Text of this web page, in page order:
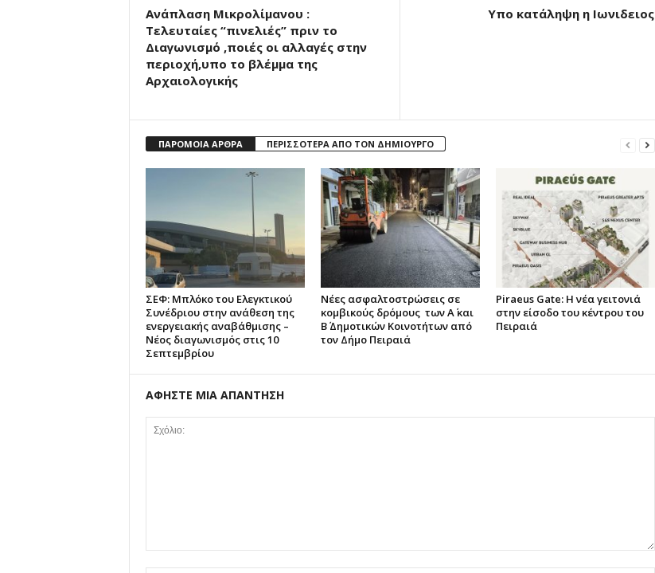
Ανάπλαση Μικρολίμανου :
Τελευταίες “πινελιές” πριν το
Διαγωνισμό ,ποιές οι αλλαγές στην
περιοχή,υπο το βλέμμα της
Αρχαιολογικής
Υπο κατάληψη η Ιωνιδειος
ΠΑΡΟΜΟΙΑ ΑΡΘΡΑ ΠΕΡΙΣΣΟΤΕΡΑ ΑΠΟ ΤΟΝ ΔΗΜΙΟΥΡΓΟ
ΣΕΦ: Μπλόκο του Ελεγκτικού
Συνέδριου στην ανάθεση της
ενεργειακής αναβάθμισης –
Νέος διαγωνισμός στις 10
Σεπτεμβρίου
Νέες ασφαλτοστρώσεις σε
κομβικούς δρόμους των Α΄ και
Β΄ Δημοτικών Κοινοτήτων από
τον Δήμο Πειραιά
Piraeus Gate: Η νέα γειτονιά
στην είσοδο του κέντρου του
Πειραιά
ΑΦΗΣΤΕ ΜΙΑ ΑΠΑΝΤΗΣΗ